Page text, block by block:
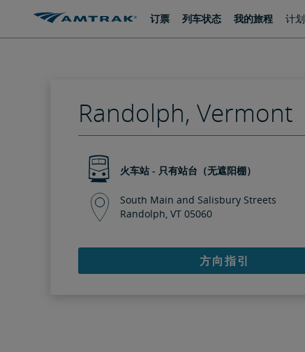
内
导
订票 列车状态 我的旅程 计划
Randolph, Vermont
火车站 - 只有站台（无遮阳棚）
South Main and Salisbury Streets
Randolph, VT 05060
方向指引